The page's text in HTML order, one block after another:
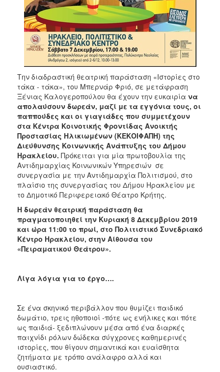
Την διαδραστική θεατρική παράσταση «Ιστορίες στο
τάκα - τάκα», του Μπερνάρ Φριό, σε μετάφραση
Ξένιας Καλογεροπούλου θα έχουν την ευκαιρία να
απολαύσουν δωρεάν, μαζί με τα εγγόνια τους, οι
παππούδες και οι γιαγιάδες που συμμετέχουν
στα Κέντρα Κοινοτικής Φροντίδας Ανοικτής
Προστασίας Ηλικιωμένων (ΚΕΚΟΙΦΑΠΗ) της
Διεύθυνσης Κοινωνικής Ανάπτυξης του Δήμου
Ηρακλείου. Πρόκειται για μία πρωτοβουλία της
Αντιδημαρχίας Κοινωνικών Υπηρεσιών σε
συνεργασία με την Αντιδημαρχία Πολιτισμού, στο
πλαίσιο της συνεργασίας του Δήμου Ηρακλείου με
το Δημοτικό Περιφερειακό Θέατρο Κρήτης.
Η δωρεάν θεατρική παράσταση θα
πραγματοποιηθεί την Κυριακή 8 Δεκεμβρίου 2019
και ώρα 11:00 το πρωί, στο Πολιτιστικό Συνεδριακό
Κέντρο Ηρακλείου, στην Αίθουσα του
«Πειραματικού Θεάτρου».
Λίγα λόγια για το έργο….
Σε ένα σκηνικό περιβάλλον που θυμίζει παιδικό
δωμάτιο, τρεις ηθοποιοί -πότε ως ενήλικες και πότε
ως παιδιά- ξεδιπλώνουν μέσα από ένα διαρκές
παιχνίδι ρόλων δώδεκα σύγχρονες καθημερινές
ιστορίες, που θίγουν σημαντικά και ευαίσθητα
ζητήματα με τρόπο ανάλαφρο αλλά και
ουσιαστικό.